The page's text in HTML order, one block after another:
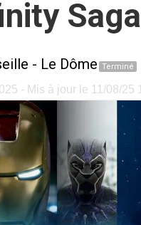
Saga
- Le Dôme Terminé
- Mis à jour le 11/08/25